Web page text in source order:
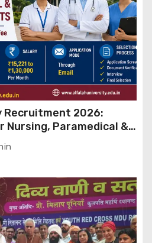
Recruitment 2026:
Paramedical &
Apply Through Email